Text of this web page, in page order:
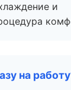
и
на